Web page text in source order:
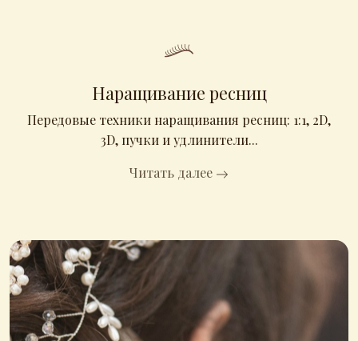
Наращивание ресниц
Передовые техники наращивания ресниц: 1:1, 2D,
3D, пучки и удлинители...
Читать далее